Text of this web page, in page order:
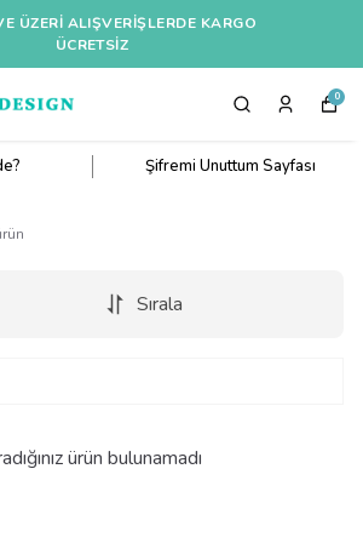
ÜZERI ALIŞVERIŞLERDE KARGO
ÜCRETSİZ
0
Şifremi Unuttum Sayfası
Sırala
ürün bulunamadı